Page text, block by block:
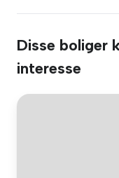
Disse boliger
interesse